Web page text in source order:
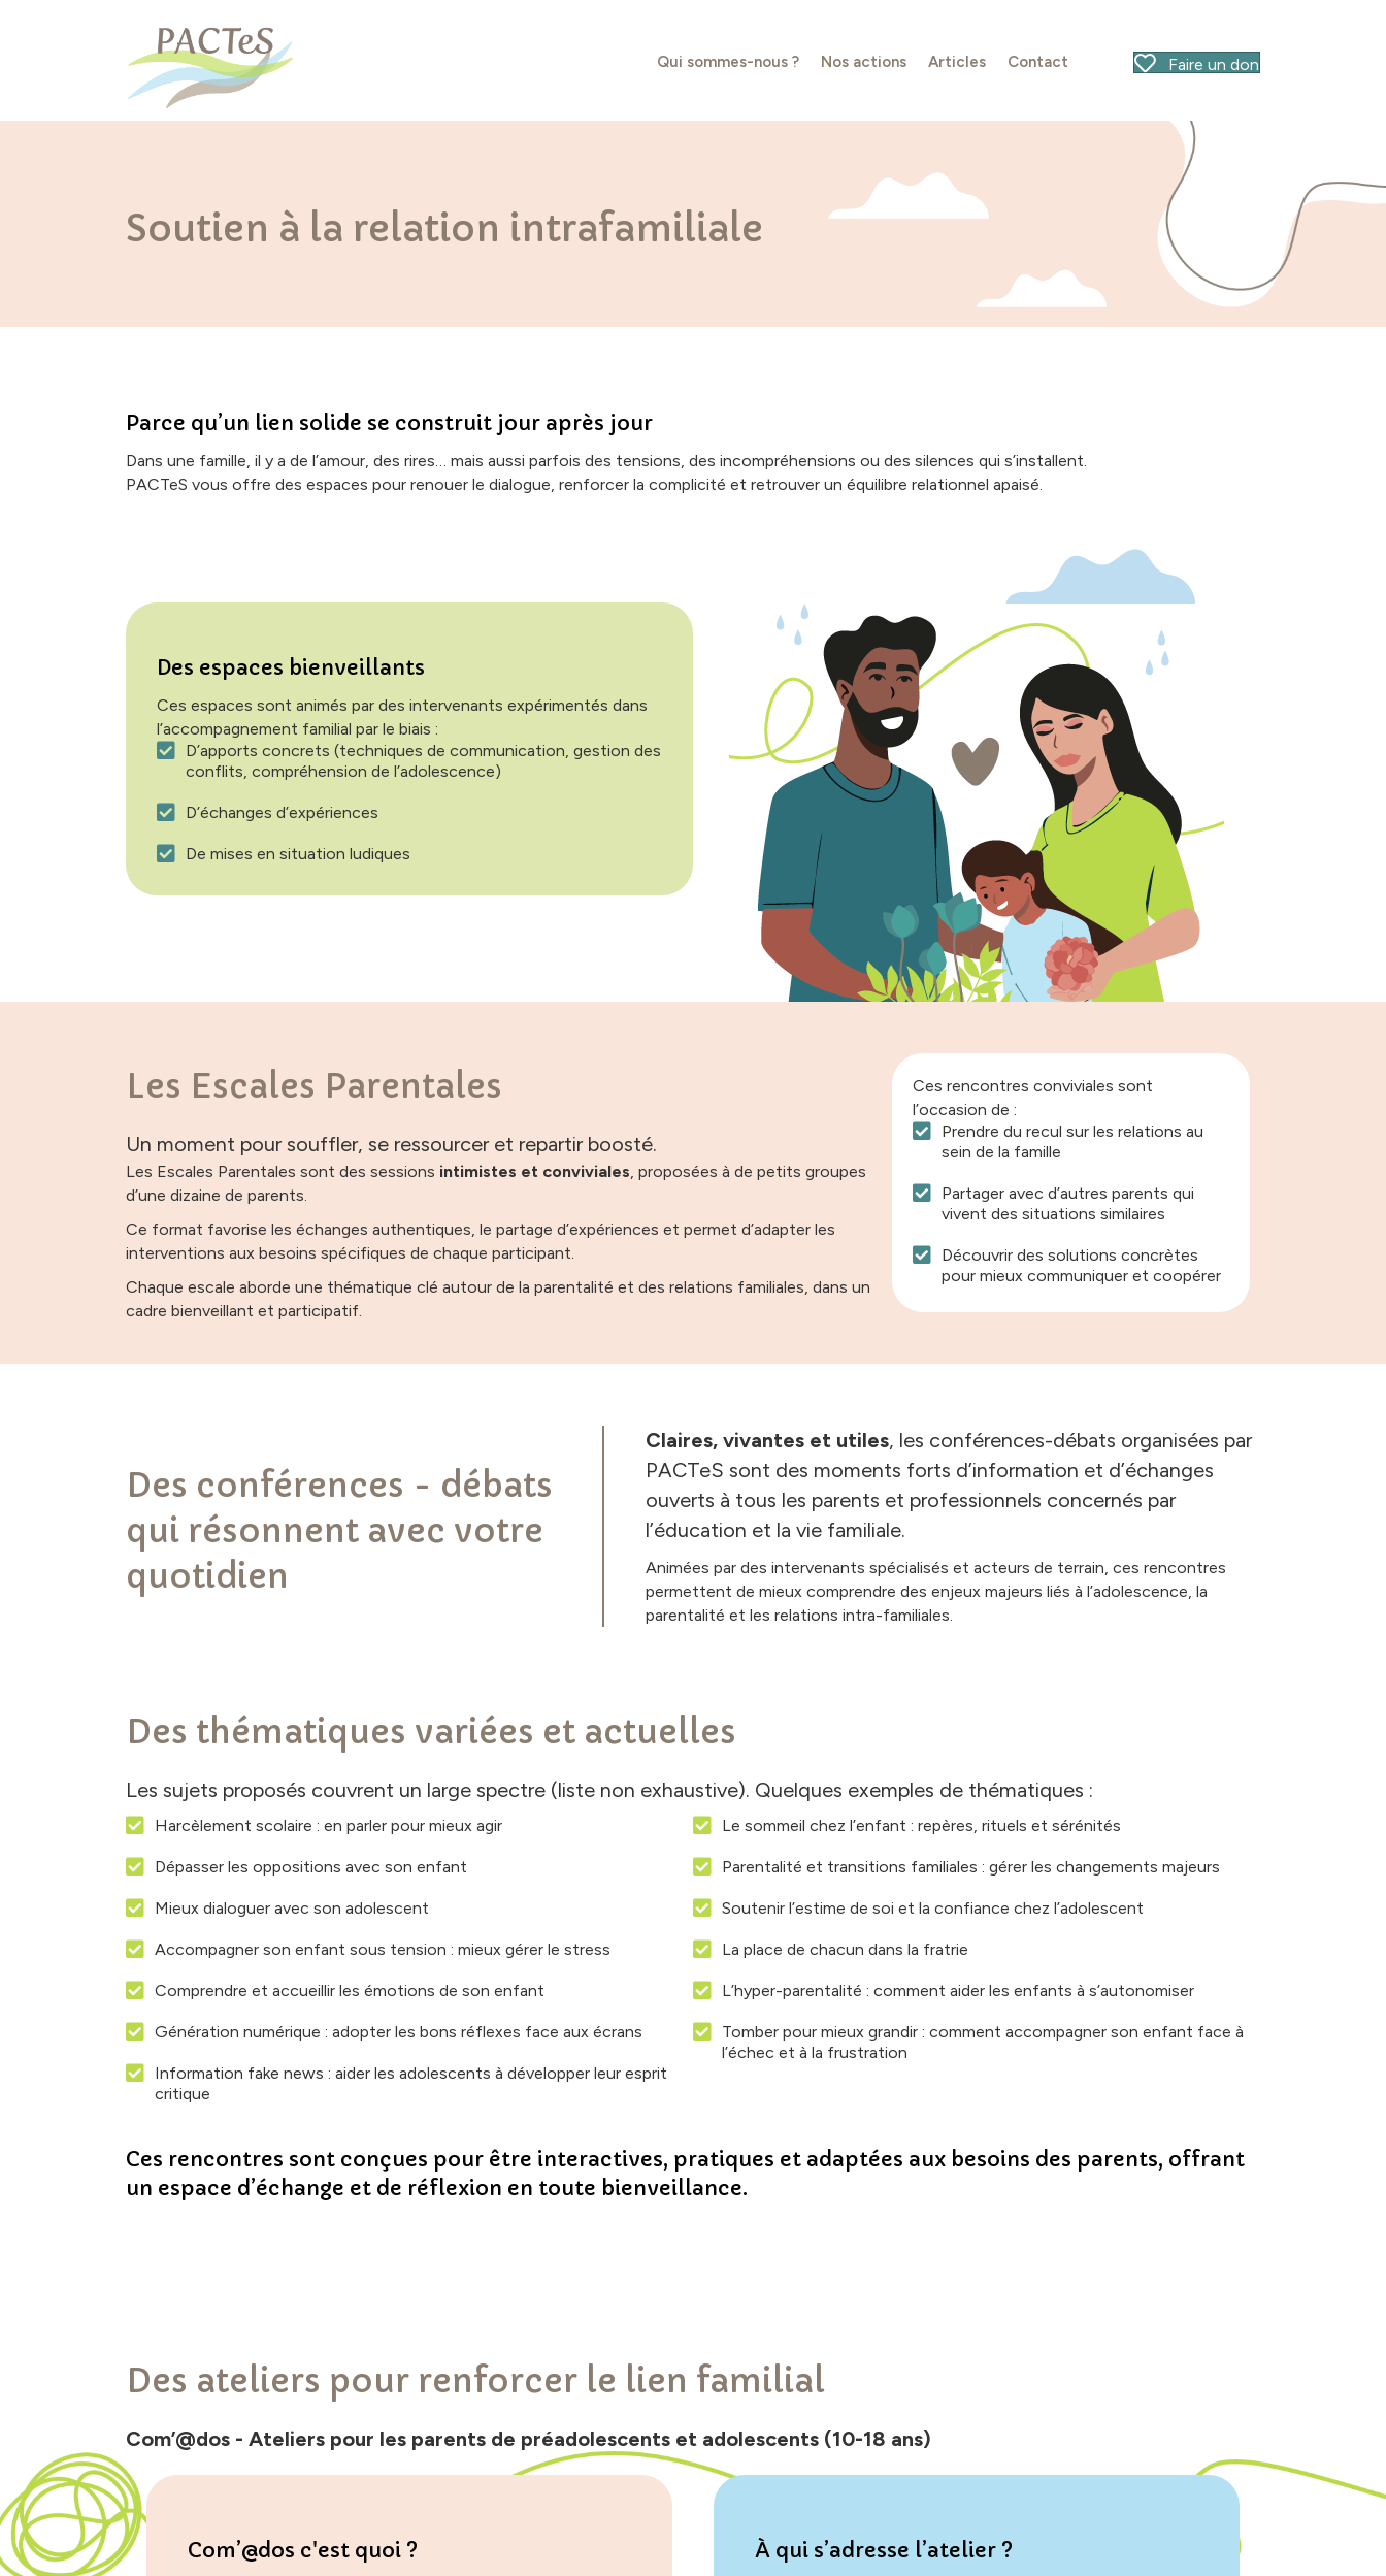
Qui sommes-nous ? Nos actions Articles Contact Faire un don
Soutien à la relation intrafamiliale
Parce qu’un lien solide se construit jour après jour
Dans une famille, il y a de l’amour, des rires… mais aussi parfois des tensions, des incompréhensions ou des silences qui s’installent.
PACTeS vous offre des espaces pour renouer le dialogue, renforcer la complicité et retrouver un équilibre relationnel apaisé.
Des espaces bienveillants
Ces espaces sont animés par des intervenants expérimentés dans
l’accompagnement familial par le biais :
D’apports concrets (techniques de communication, gestion des
conflits, compréhension de l’adolescence)
D’échanges d’expériences
De mises en situation ludiques
Les Escales Parentales
Un moment pour souffler, se ressourcer et repartir boosté.
Les Escales Parentales sont des sessions intimistes et conviviales, proposées à de petits groupes
d’une dizaine de parents.
Ce format favorise les échanges authentiques, le partage d’expériences et permet d’adapter les
interventions aux besoins spécifiques de chaque participant.
Chaque escale aborde une thématique clé autour de la parentalité et des relations familiales, dans un
cadre bienveillant et participatif.
Ces rencontres conviviales sont
l’occasion de :
Prendre du recul sur les relations au
sein de la famille
Partager avec d’autres parents qui
vivent des situations similaires
Découvrir des solutions concrètes
pour mieux communiquer et coopérer
Des conférences - débats
qui résonnent avec votre
quotidien
Claires, vivantes et utiles, les conférences-débats organisées par
PACTeS sont des moments forts d’information et d’échanges
ouverts à tous les parents et professionnels concernés par
l’éducation et la vie familiale.
Animées par des intervenants spécialisés et acteurs de terrain, ces rencontres
permettent de mieux comprendre des enjeux majeurs liés à l’adolescence, la
parentalité et les relations intra-familiales.
Des thématiques variées et actuelles
Les sujets proposés couvrent un large spectre (liste non exhaustive). Quelques exemples de thématiques :
Harcèlement scolaire : en parler pour mieux agir
Dépasser les oppositions avec son enfant
Mieux dialoguer avec son adolescent
Accompagner son enfant sous tension : mieux gérer le stress
Comprendre et accueillir les émotions de son enfant
Génération numérique : adopter les bons réflexes face aux écrans
Information fake news : aider les adolescents à développer leur esprit
critique
Le sommeil chez l’enfant : repères, rituels et sérénités
Parentalité et transitions familiales : gérer les changements majeurs
Soutenir l’estime de soi et la confiance chez l’adolescent
La place de chacun dans la fratrie
L’hyper-parentalité : comment aider les enfants à s’autonomiser
Tomber pour mieux grandir : comment accompagner son enfant face à
l’échec et à la frustration
Ces rencontres sont conçues pour être interactives, pratiques et adaptées aux besoins des parents, offrant
un espace d’échange et de réflexion en toute bienveillance.
Des ateliers pour renforcer le lien familial
Com’@dos - Ateliers pour les parents de préadolescents et adolescents (10-18 ans)
Com’@dos c'est quoi ? À qui s’adresse l’atelier ?